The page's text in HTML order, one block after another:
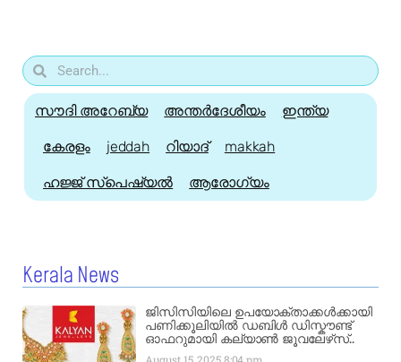
സൗദി അറേബ്യ അന്തർദേശീയം ഇന്ത്യ
കേരളം jeddah റിയാദ് makkah
ഹജ്ജ്‌ സ്പെഷ്യൽ ആരോഗ്യം
Kerala News
ജിസിസിയിലെ ഉപയോക്താക്കൾക്കായി
പണിക്കൂലിയിൽ ഡബിൾ ഡിസ്കൗണ്ട്
ഓഫറുമായി കല്യാൺ ജൂവലേഴ്‌സ്..